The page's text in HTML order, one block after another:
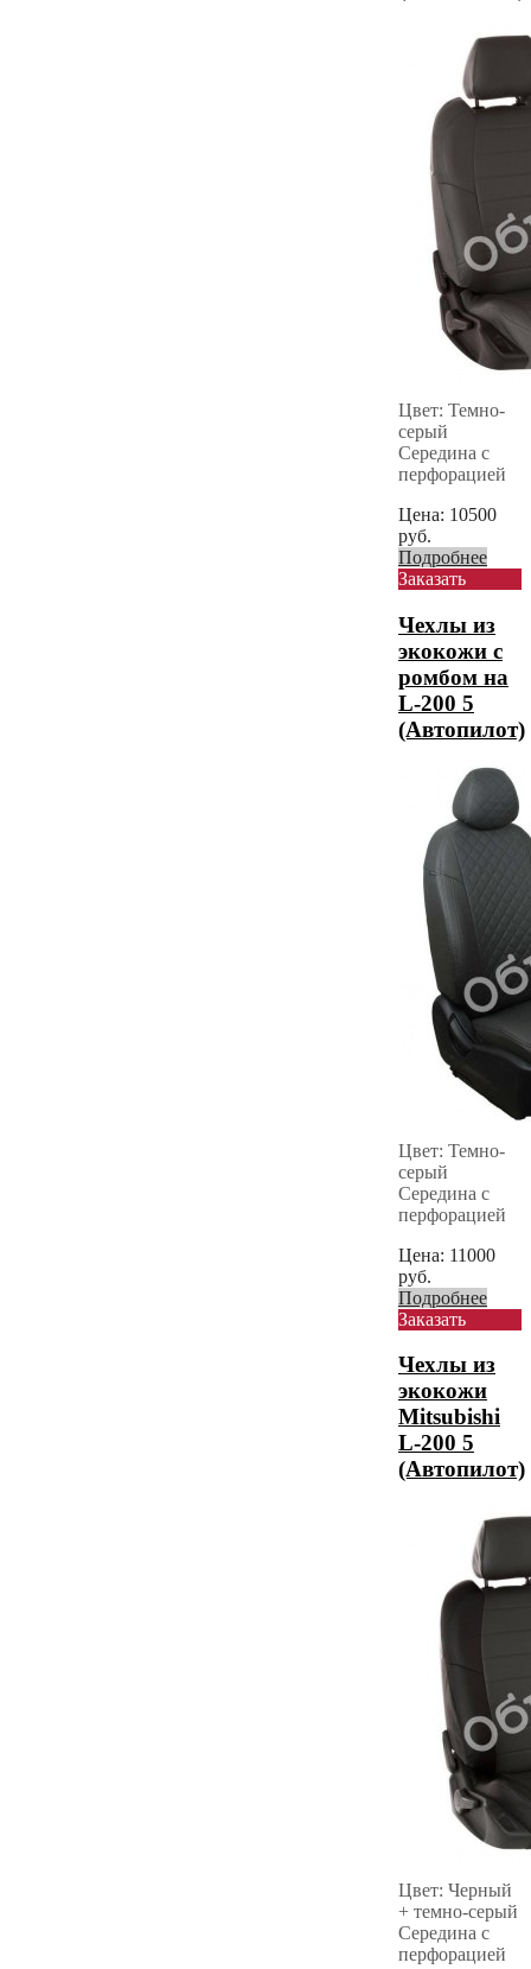
Цвет: Темно-
серый
Середина с
перфорацией
Цена: 10500
руб.
Подробнее
Заказать
Чехлы из
экокожи с
ромбом на
L-200 5
(Автопилот)
Цвет: Темно-
серый
Середина с
перфорацией
Цена: 11000
руб.
Подробнее
Заказать
Чехлы из
экокожи
Mitsubishi
L-200 5
(Автопилот)
Цвет: Черный
+ темно-серый
Середина с
перфорацией